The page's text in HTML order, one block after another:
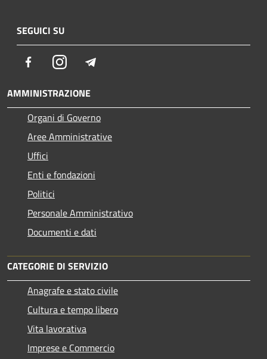
SEGUICI SU
FacebookInstagram
AMMINISTRAZIONE
Organi di Governo
Aree Amministrative
Uffici
Enti e fondazioni
Politici
Personale Amministrativo
Documenti e dati
CATEGORIE DI SERVIZIO
Anagrafe e stato civile
Cultura e tempo libero
Vita lavorativa
Imprese e Commercio